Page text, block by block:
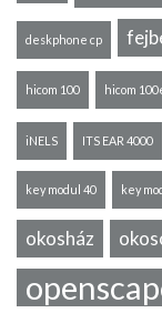
deskphone cp
hicom 100 hicom
iNELS ITS EAR 4000
key modul 40 key
okosház